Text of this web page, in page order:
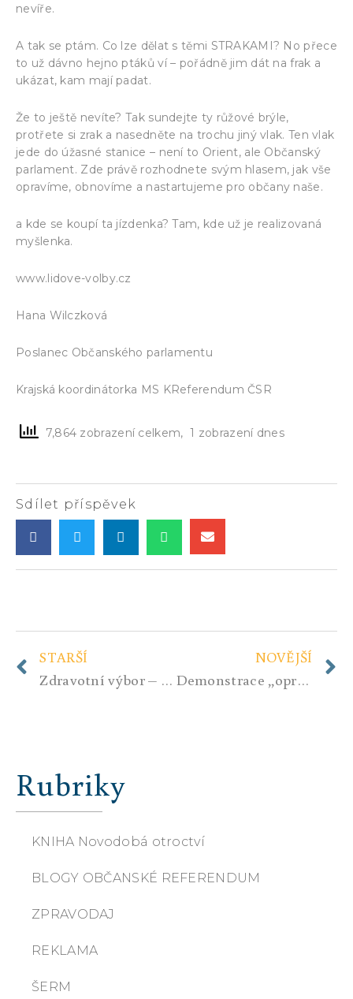
nevíře.
A tak se ptám. Co lze dělat s těmi STRAKAMI? No přece
to už dávno hejno ptáků ví – pořádně jim dát na frak a
ukázat, kam mají padat.
Že to ještě nevíte? Tak sundejte ty růžové brýle,
protřete si zrak a nasedněte na trochu jiný vlak. Ten vlak
jede do úžasné stanice – není to Orient, ale Občanský
parlament. Zde právě rozhodnete svým hlasem, jak vše
opravíme, obnovíme a nastartujeme pro občany naše.
a kde se koupí ta jízdenka? Tam, kde už je realizovaná
myšlenka.
www.lidove-volby.cz
Hana Wilczková
Poslanec Občanského parlamentu
Krajská koordinátorka MS KReferendum ČSR
7,864 zobrazení celkem, 1 zobrazení dnes
Sdílet příspěvek
STARŠÍ
Zdravotní výbor – nové zdravotnictví
NOVĚJŠÍ
Demonstrace ,,opravdu“ vítězství …….???!
Rubriky
KNIHA Novodobá otroctví
BLOGY OBČANSKÉ REFERENDUM
ZPRAVODAJ
REKLAMA
ŠERM